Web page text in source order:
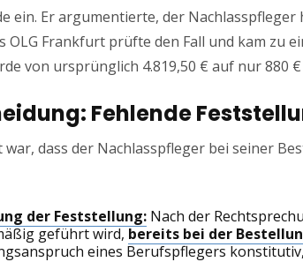
ein. Er argumentierte, der
Frankfurt prüfte den Fall und kam zu
von ursprünglich 4.819,50 € auf nur 880
Fehlende
dass der Nachlasspfleger bei seiner
der Feststellung: Nach der
geführt wird, bereits bei der
eines Berufspflegers